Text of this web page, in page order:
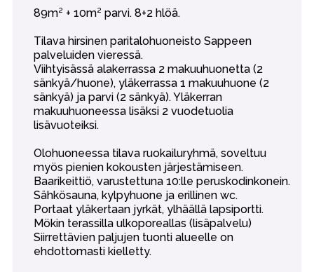
89m² + 10m² parvi. 8+2 hlöä.
Tilava hirsinen paritalohuoneisto Sappeen
palveluiden vieressä.
Viihtyisässä alakerrassa 2 makuuhuonetta (2
sänkyä/huone), yläkerrassa 1 makuuhuone (2
sänkyä) ja parvi (2 sänkyä). Yläkerran
makuuhuoneessa lisäksi 2 vuodetuolia
lisävuoteiksi.
Olohuoneessa tilava ruokailuryhmä, soveltuu
myös pienien kokousten järjestämiseen.
Baarikeittiö, varustettuna 10:lle peruskodinkonein.
Sähkösauna, kylpyhuone ja erillinen wc.
Portaat yläkertaan jyrkät, ylhäällä lapsiportti.
Mökin terassilla ulkoporeallas (lisäpalvelu)
Siirrettävien paljujen tuonti alueelle on
ehdottomasti kielletty.